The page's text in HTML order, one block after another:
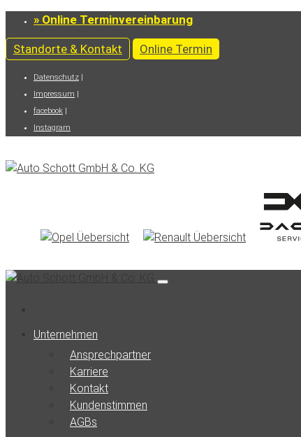
» Online Terminvereinbarung
Standorte & Kontakt Online Termin
Datenschutz |
Impressum |
facebook |
Instagram
Unternehmen
Ansprechpartner
Karriere
Kontakt
Kundenstimmen
AGBs